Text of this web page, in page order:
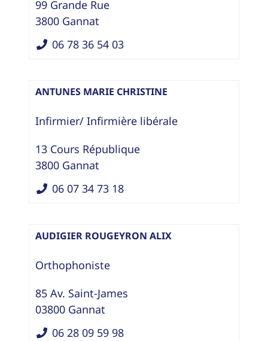
99 Grande Rue
3800 Gannat
06 78 36 54 03
ANTUNES MARIE CHRISTINE
Infirmier/ Infirmière libérale
13 Cours République
3800 Gannat
06 07 34 73 18
AUDIGIER ROUGEYRON ALIX
Orthophoniste
85 Av. Saint-James
03800 Gannat
06 28 09 59 98